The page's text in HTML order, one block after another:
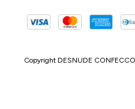
Copyright DESNUDE